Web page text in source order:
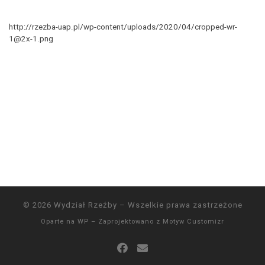
http://rzezba-uap.pl/wp-content/uploads/2020/04/cropped-wr-
1@2x-1.png
© 2026 Wydział Rzeźby – Wszelkie prawa zastrzeżone
Oparte na WP – Zaprojektowano z Motyw Customizr